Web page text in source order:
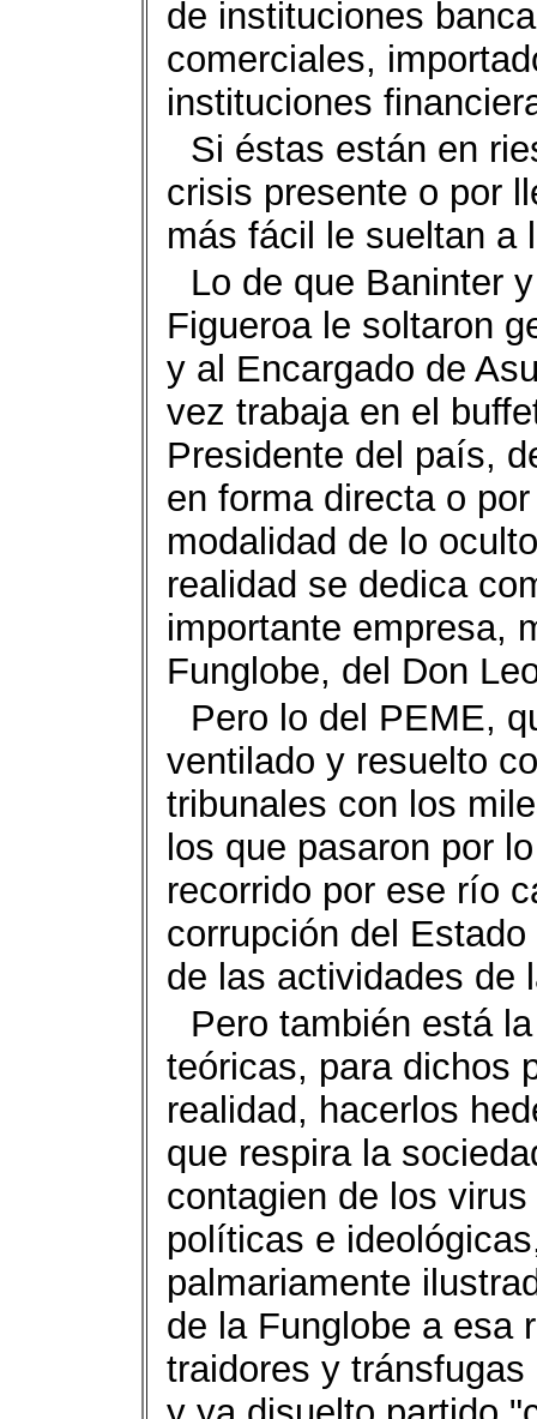
de instituciones
comerciales,
instituciones
Si éstas están en
crisis presente o por
más fácil le sueltan a
Lo de que Baninter
Figueroa le soltaron
y al Encargado de
vez trabaja en el
Presidente del país,
en forma directa o
modalidad de lo
realidad se dedica
importante empresa,
Funglobe, del Don
Pero lo del PEME,
ventilado y resuelto
tribunales con los
los que pasaron por
recorrido por ese río
corrupción del
de las actividades de
Pero también está
teóricas, para dichos
realidad, hacerlos
que respira la
contagien de los
políticas e
palmariamente
de la Funglobe a esa
traidores y